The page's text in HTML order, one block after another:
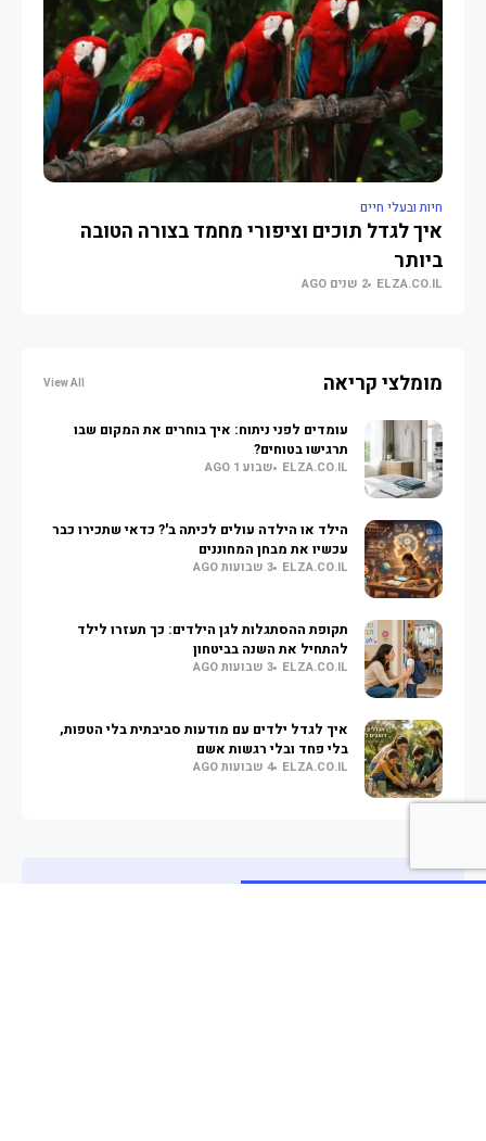
חיות ובעלי חיים
איך לגדל תוכים וציפורי מחמד בצורה הטובה
ביותר
ELZA.CO.IL 2 שנים AGO
מומלצי קריאה View All
עומדים לפני ניתוח: איך בוחרים את המקום שבו
תרגישו בטוחים?
ELZA.CO.IL שבוע 1 AGO
הילד או הילדה עולים לכיתה ב'? כדאי שתכירו כבר
עכשיו את מבחן המחוננים
ELZA.CO.IL 3 שבועות AGO
תקופת ההסתגלות לגן הילדים: כך תעזרו לילד
להתחיל את השנה בביטחון
ELZA.CO.IL 3 שבועות AGO
איך לגדל ילדים עם מודעות סביבתית בלי הטפות,
בלי פחד ובלי רגשות אשם
ELZA.CO.IL 4 שבועות AGO